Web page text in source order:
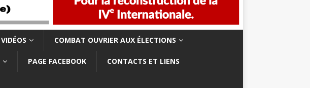
VIDÉOS COMBAT OUVRIER AUX ÉLECTIONS
PAGE FACEBOOK CONTACTS ET LIENS